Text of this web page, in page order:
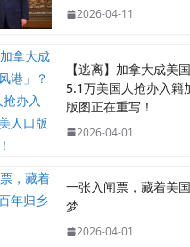
2026-04-11
【逃离】加拿大成美
5.1万美国人抢办入籍
版图正在重写！
2026-04-01
一张入闸票，藏着美
梦
2026-04-01